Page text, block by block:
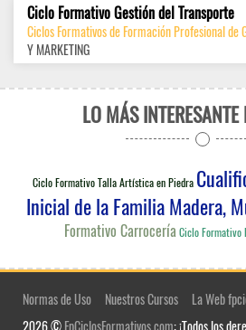
Ciclo Formativo Gestión del Transporte
Ciclos Formativos de Formación Profesional de
Y MARKETING
LO MÁS
Ciclo Formativo Talla Artística en Piedra
Inicial de la Familia Madera,
Formativo Carrocería Ciclo Formativo
Normas de Uso Nuestros Cursos La Web